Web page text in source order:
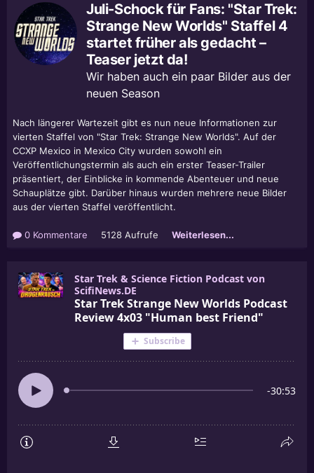
Juli-Schock für Fans: "Star Trek:
Strange New Worlds" Staffel 4
startet früher als gedacht –
Teaser jetzt da!
Wir haben auch ein paar Bilder aus der
neuen Season
Nach längerer Wartezeit gibt es nun neue Informationen zur
vierten Staffel von "Star Trek: Strange New Worlds". Auf der
CCXP Mexico in Mexico City wurden sowohl ein
Veröffentlichungstermin als auch ein erster Teaser-Trailer
präsentiert, der Einblicke in kommende Abenteuer und neue
Schauplätze gibt. Darüber hinaus wurden mehrere neue Bilder
aus der vierten Staffel veröffentlicht.
0 Kommentare 5128 Aufrufe Weiterlesen...